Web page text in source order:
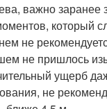
важно
который
не
не пришлось
ущерб
не